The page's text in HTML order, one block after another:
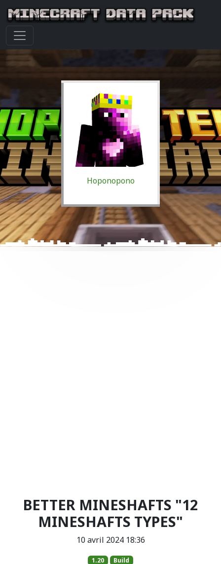
Hoponopono
BETTER MINESHAFTS "12
MINESHAFTS TYPES"
10 avril 2024 18:36
1.20 Build